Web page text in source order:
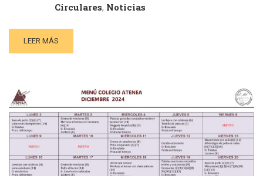
Circulares, Noticias
LEER MÁS